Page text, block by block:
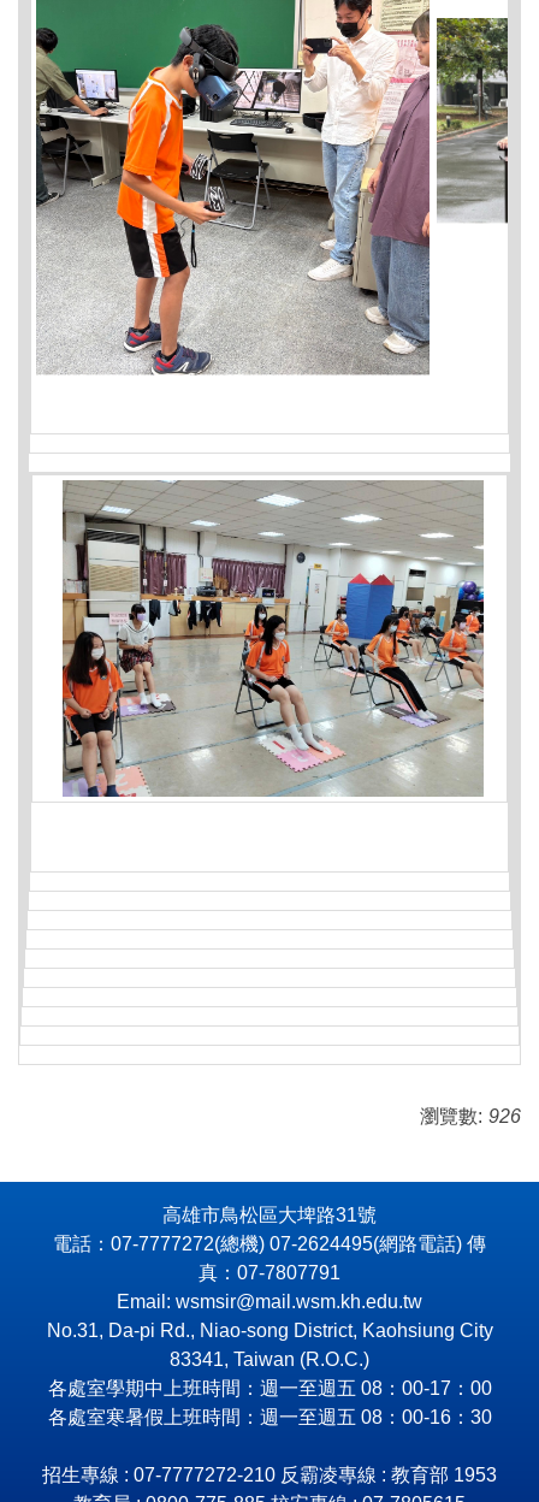
瀏覽數: 926
高雄市鳥松區大埤路31號
電話：07-7777272(總機) 07-2624495(網路電話) 傳
真：07-7807791
Email: wsmsir@mail.wsm.kh.edu.tw
No.31, Da-pi Rd., Niao-song District, Kaohsiung City
83341, Taiwan (R.O.C.)
各處室學期中上班時間：週一至週五 08：00-17：00
各處室寒暑假上班時間：週一至週五 08：00-16：30
招生專線 : 07-7777272-210 反霸凌專線 : 教育部 1953